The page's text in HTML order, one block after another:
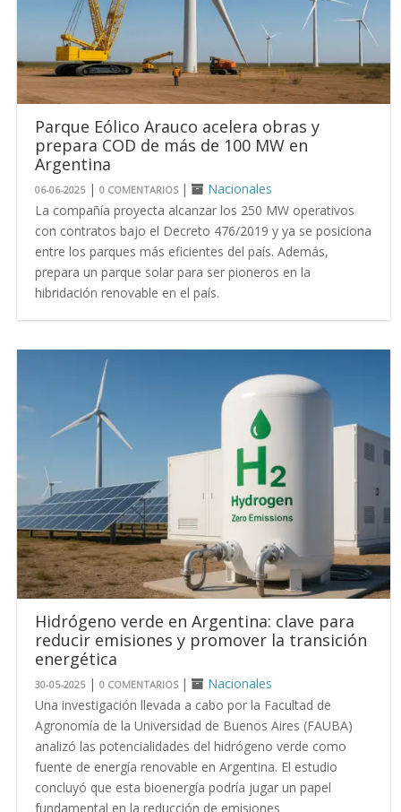
Parque Eólico Arauco acelera obras y
prepara COD de más de 100 MW en
Argentina
06-06-2025|0 COMENTARIOS |
Nacionales
La compañía proyecta alcanzar los 250 MW operativos
con contratos bajo el Decreto 476/2019 y ya se posiciona
entre los parques más eficientes del país. Además,
prepara un parque solar para ser pioneros en la
hibridación renovable en el país.
Hidrógeno verde en Argentina: clave para
reducir emisiones y promover la transición
energética
30-05-2025|0 COMENTARIOS |
Nacionales
Una investigación llevada a cabo por la Facultad de
Agronomía de la Universidad de Buenos Aires (FAUBA)
analizó las potencialidades del hidrógeno verde como
fuente de energía renovable en Argentina. El estudio
concluyó que esta bioenergía podría jugar un papel
fundamental en la reducción de emisiones